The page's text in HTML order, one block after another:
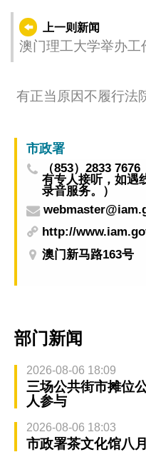
上一则新闻
澳门理工大学举办工
有正当原因不履行法
市政署
（853）2833
有专人接听，如遇
录音服务。）
http://
澳门新马路163号
部门新闻
2026-08-06 18:09
三场公共街市摊位
人参与
2026-08-06 18:03
市政署茶文化馆八